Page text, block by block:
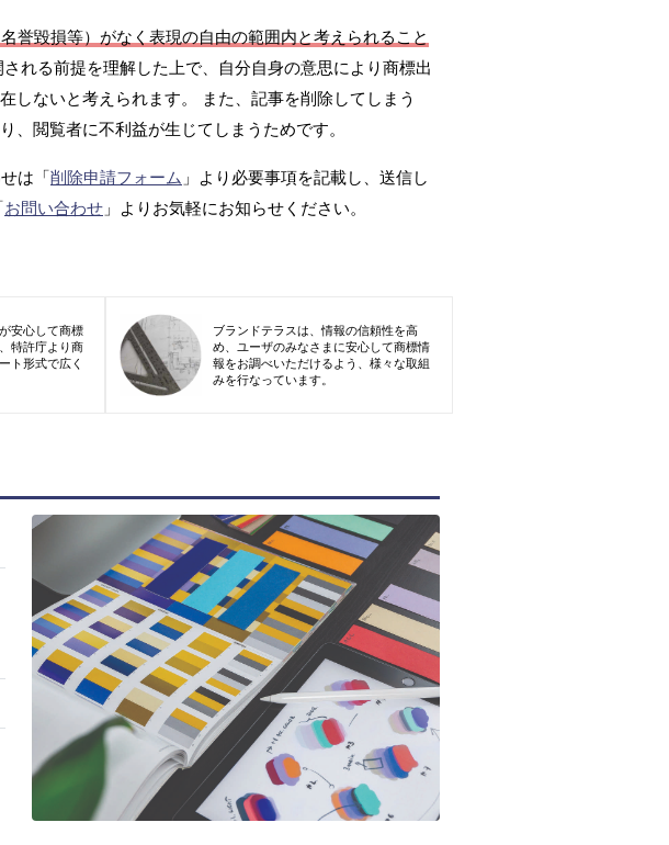
誉毀損等）がなく表現の自由の範囲内と考えられること
れる前提を理解した上で、自分自身の意思により商標出
しないと考えられます。 また、記事を削除してしまう
閲覧者に不利益が生じてしまうためです。
は「削除申請フォーム 」より必要事項を記載し、送信し
お問い合わせ 」よりお気軽にお知らせください。
安心して商標
特許庁より商
ト形式で広く
ブランドテラスは、情報の信頼性を高
め、ユーザのみなさまに安心して商標情
報をお調べいただけるよう、様々な取組
みを行なっています。